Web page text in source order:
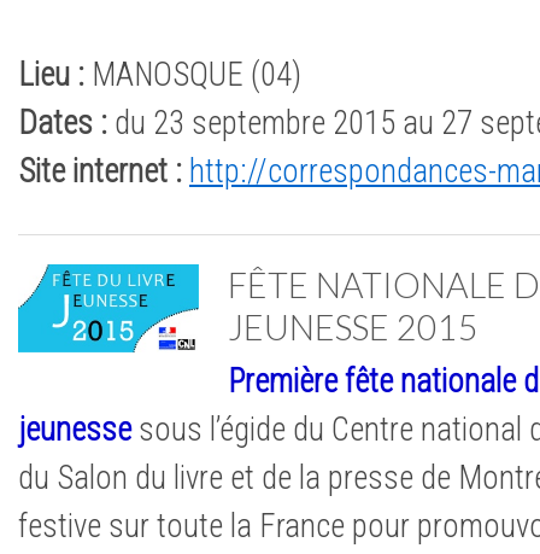
Lieu : MANOSQUE (04)
Dates : du 23 septembre 2015 au 27
Site internet : http://correspondances-
FÊTE NATIONALE
JEUNESSE 2015
Premièrefête nationale
jeunessesous l’égide du Centre national
du Salon du livre et de la presse de
festive sur toute la France pour